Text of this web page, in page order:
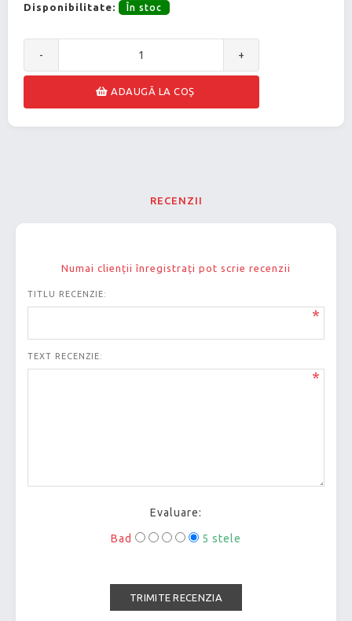
Disponibilitate: În stoc
- +
ADAUGĂ LA COȘ
RECENZII
Numai clienții înregistrați pot scrie recenzii
TITLU RECENZIE:
*
TEXT RECENZIE:
*
Evaluare:
Bad 5 stele